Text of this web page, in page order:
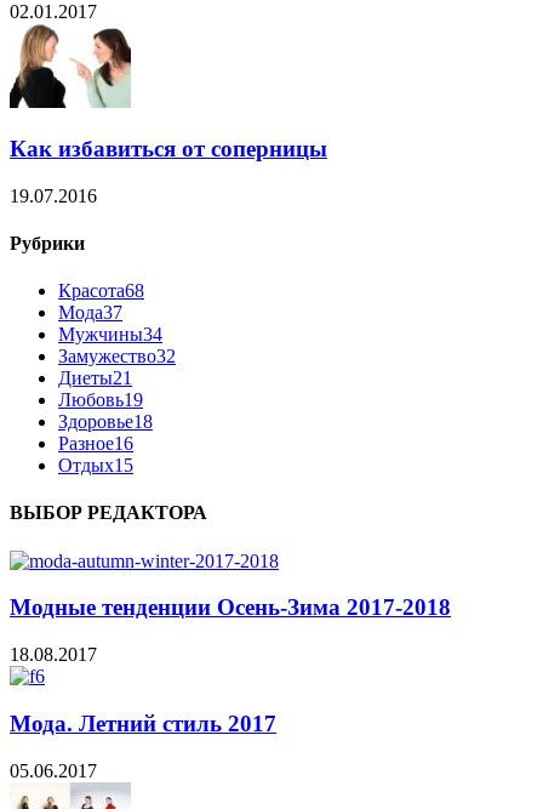
02.01.2017
Как избавиться от соперницы
19.07.2016
Рубрики
Красота68
Мода37
Мужчины34
Замужество32
Диеты21
Любовь19
Здоровье18
Разное16
Отдых15
ВЫБОР РЕДАКТОРА
Модные тенденции Осень-Зима 2017-2018
18.08.2017
Мода. Летний стиль 2017
05.06.2017